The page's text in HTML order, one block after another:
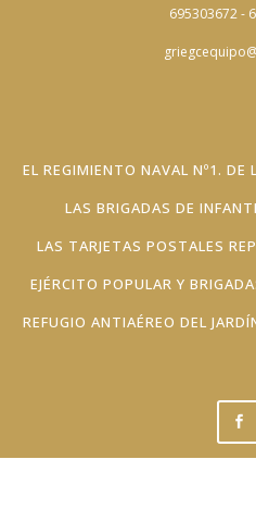
695303672 -
EL REGIMIENTO NAVAL Nº1. DE
LAS BRIGADAS DE
LAS TARJETAS POSTALES
EJÉRCITO POPULAR Y
REFUGIO ANTIAÉREO DEL